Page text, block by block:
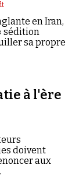
en Iran,
sédition
sa propre
à l'ère
doivent
aux